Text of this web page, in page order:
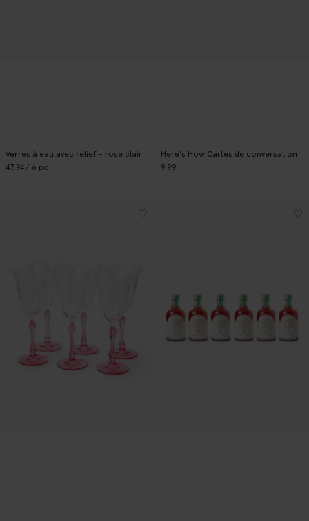
Verres à eau avec relief - rose clair
47.94/ 6 pc
Here's How Cartes de conversation
9.99